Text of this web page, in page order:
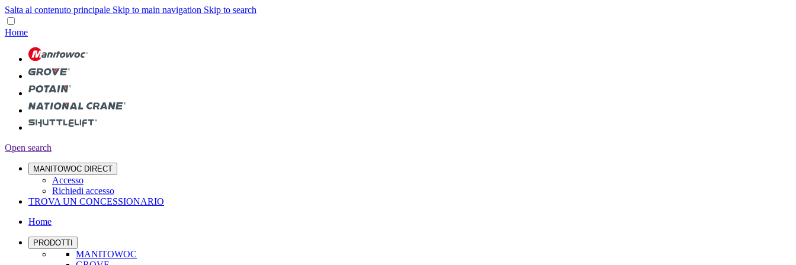
Salta al contenuto principale Skip to main navigation Skip to search
Home
Open search
MANITOWOC DIRECT
Accesso
Richiedi accesso
TROVA UN CONCESSIONARIO
Home
PRODOTTI
MANITOWOC